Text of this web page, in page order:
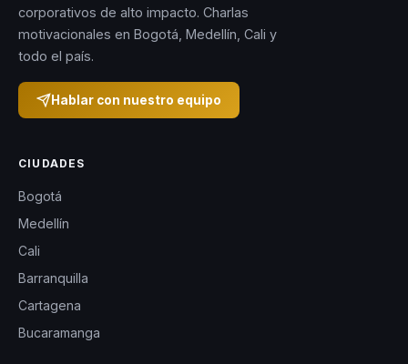
corporativos de alto impacto. Charlas
motivacionales en Bogotá, Medellín, Cali y
todo el país.
Hablar con nuestro equipo
CIUDADES
Bogotá
Medellín
Cali
Barranquilla
Cartagena
Bucaramanga